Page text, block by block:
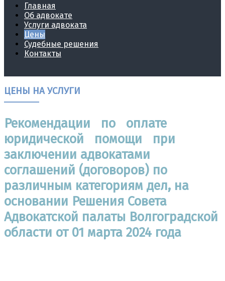
Главная
Об адвокате
Услуги адвоката
Цены
Судебные решения
Контакты
ЦЕНЫ НА УСЛУГИ
Рекомендации по оплате
юридической помощи при
заключении адвокатами
соглашений (договоров) по
различным категориям дел, на
основании Решения Совета
Адвокатской палаты Волгоградской
области от 01 марта 2024 года